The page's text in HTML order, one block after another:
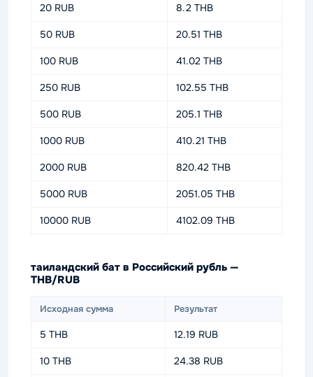
20 RUB 8.2 THB
50 RUB 20.51 THB
100 RUB 41.02 THB
250 RUB 102.55 THB
500 RUB 205.1 THB
1000 RUB 410.21 THB
2000 RUB 820.42 THB
5000 RUB 2051.05 THB
10000 RUB 4102.09 THB
таиландский бат в Российский рубль —
THB/RUB
Исходная сумма Результат
5 THB 12.19 RUB
10 THB 24.38 RUB